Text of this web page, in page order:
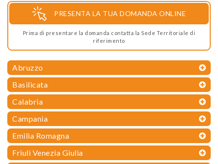
PRESENTA LA TUA DOMANDA ONLINE
Prima di presentare la domanda contatta la Sede Territoriale di
riferimento
Abruzzo
Basilicata
Calabria
Campania
Emilia Romagna
Friuli Venezia Giulia